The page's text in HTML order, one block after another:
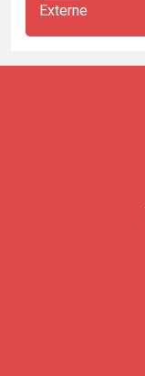
Externe